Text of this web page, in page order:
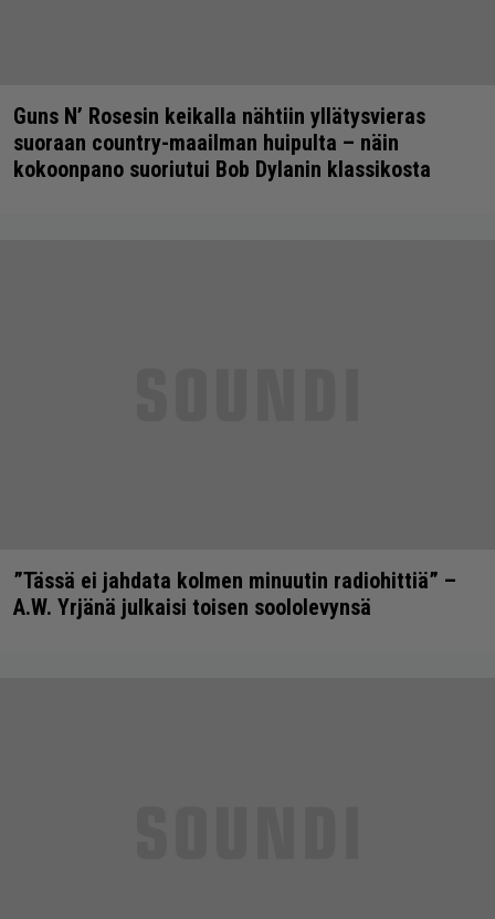
Guns N’ Rosesin keikalla nähtiin yllätysvieras
suoraan country-maailman huipulta – näin
kokoonpano suoriutui Bob Dylanin klassikosta
”Tässä ei jahdata kolmen minuutin radiohittiä” –
A.W. Yrjänä julkaisi toisen soololevynsä